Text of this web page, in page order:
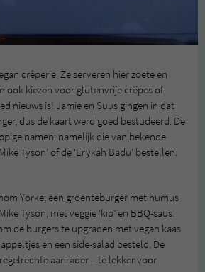
crêperie. Ze serveren hier zoete en
ook kiezen voor glutenvrije crêpes of
nieuws is! Jamie en Suus gingen in dat
dus de kaart werd goed bestudeerd. De
namen: namelijk die van bekende
Tyson’ of de ‘Erykah Badu’ bestellen.
Yorke; een groenteburger met humus
Tyson, met veggie ‘kip’ en BBQ-saus.
de burgers te upgraden met vegan kaas.
en een side-salad besteld. De
aanrader – te lekker voor